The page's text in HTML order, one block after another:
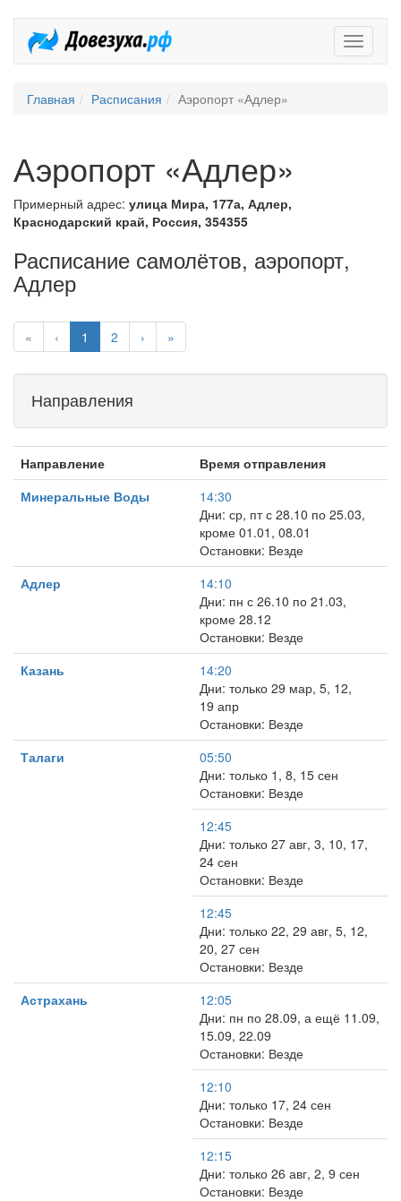
Главная Расписания Аэропорт «Адлер»
Аэропорт «Адлер»
Примерный адрес: улица Мира, 177а, Адлер,
Краснодарский край, Россия, 354355
Расписание самолётов, аэропорт,
Адлер
« ‹ 1 2 › »
Направления
Направление
Время отправления
Минеральные Воды
14:30
Дни: ср, пт с 28.10 по 25.03,
кроме 01.01, 08.01
Остановки: Везде
Адлер
14:10
Дни: пн с 26.10 по 21.03,
кроме 28.12
Остановки: Везде
Казань
14:20
Дни: только 29 мар, 5, 12,
19 апр
Остановки: Везде
Талаги
05:50
Дни: только 1, 8, 15 сен
Остановки: Везде
12:45
Дни: только 27 авг, 3, 10, 17,
24 сен
Остановки: Везде
12:45
Дни: только 22, 29 авг, 5, 12,
20, 27 сен
Остановки: Везде
Астрахань
12:05
Дни: пн по 28.09, а ещё 11.09,
15.09, 22.09
Остановки: Везде
12:10
Дни: только 17, 24 сен
Остановки: Везде
12:15
Дни: только 26 авг, 2, 9 сен
Остановки: Везде